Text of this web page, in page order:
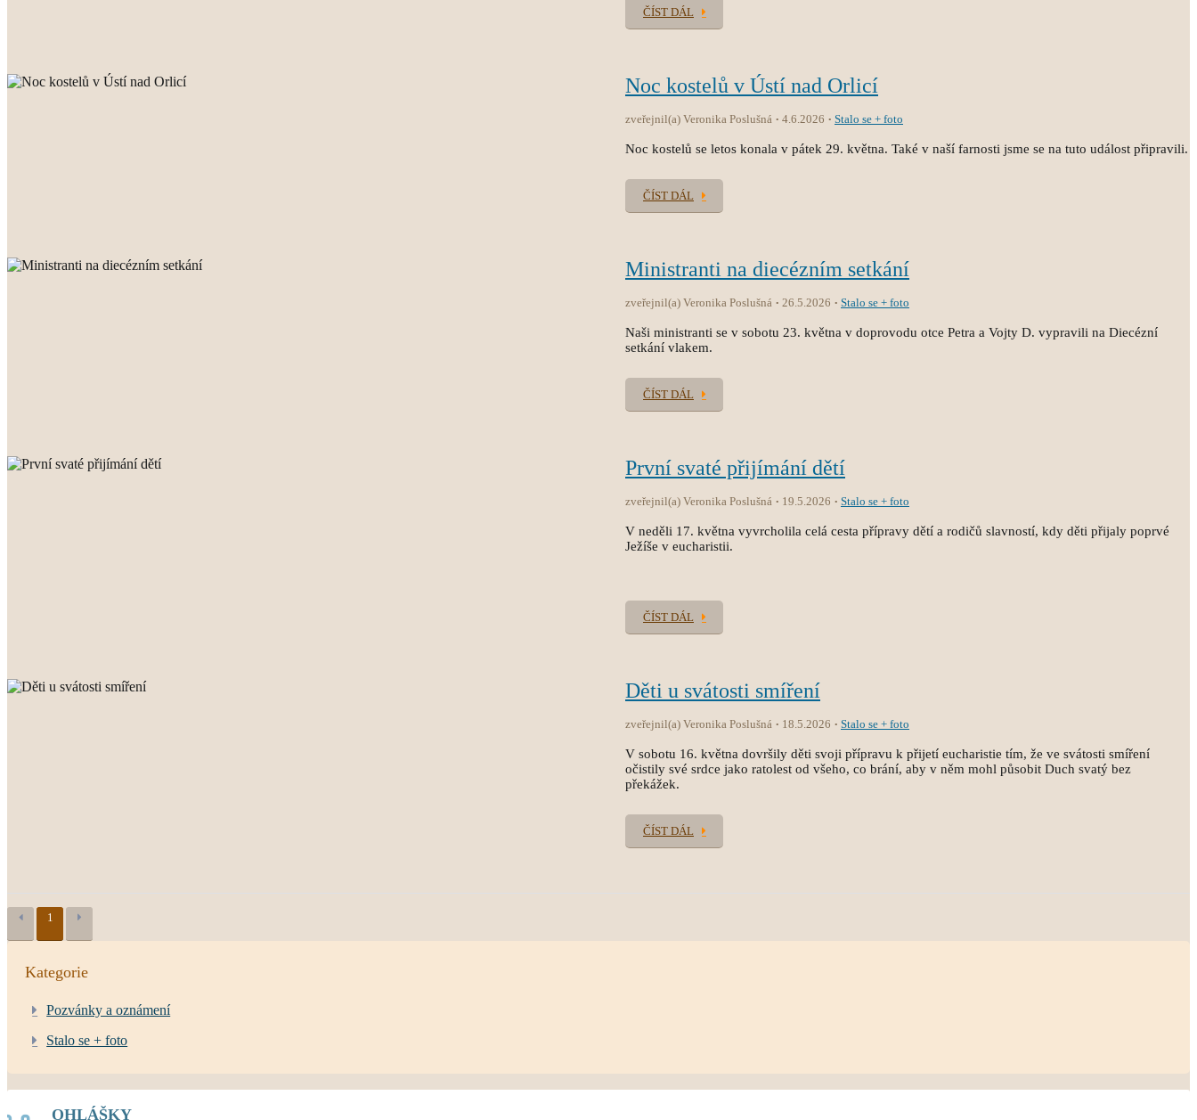
ČÍST DÁL
Noc kostelů v Ústí nad Orlicí
zveřejnil(a) Veronika Poslušná 4.6.2026 Stalo se + foto
Noc kostelů se letos konala v pátek 29. května. Také v naší farnosti jsme se na tuto událost připravili.
ČÍST DÁL
Ministranti na diecézním setkání
zveřejnil(a) Veronika Poslušná 26.5.2026 Stalo se + foto
Naši ministranti se v sobotu 23. května v doprovodu otce Petra a Vojty D. vypravili na Diecézní
setkání vlakem.
ČÍST DÁL
První svaté přijímání dětí
zveřejnil(a) Veronika Poslušná 19.5.2026 Stalo se + foto
V neděli 17. května vyvrcholila celá cesta přípravy dětí a rodičů slavností, kdy děti přijaly poprvé
Ježíše v eucharistii.
ČÍST DÁL
Děti u svátosti smíření
zveřejnil(a) Veronika Poslušná 18.5.2026 Stalo se + foto
V sobotu 16. května dovršily děti svoji přípravu k přijetí eucharistie tím, že ve svátosti smíření
očistily své srdce jako ratolest od všeho, co brání, aby v něm mohl působit Duch svatý bez
překážek.
ČÍST DÁL
1
Kategorie
Pozvánky a oznámení
Stalo se + foto
OHLÁŠKY